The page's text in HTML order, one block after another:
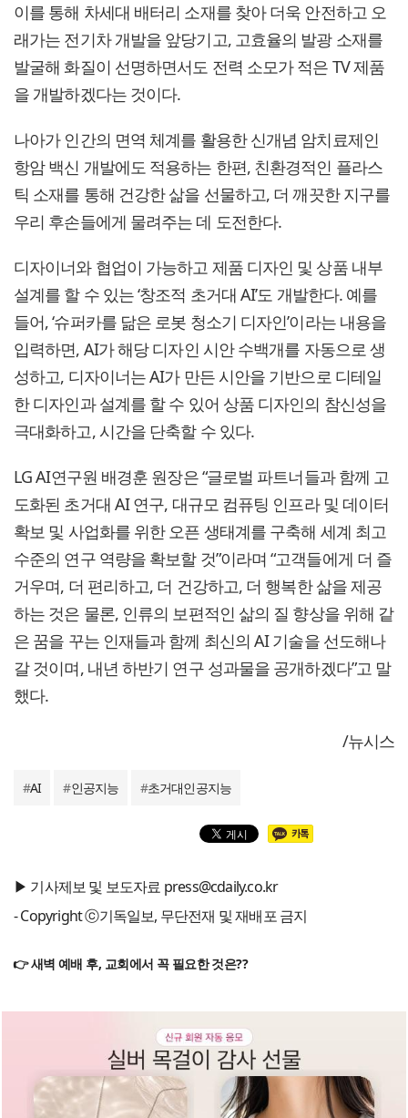
이를 통해 차세대 배터리 소재를 찾아 더욱 안전하고 오
래가는 전기차 개발을 앞당기고, 고효율의 발광 소재를
발굴해 화질이 선명하면서도 전력 소모가 적은 TV 제품
을 개발하겠다는 것이다.
나아가 인간의 면역 체계를 활용한 신개념 암치료제인
항암 백신 개발에도 적용하는 한편, 친환경적인 플라스
틱 소재를 통해 건강한 삶을 선물하고, 더 깨끗한 지구를
우리 후손들에게 물려주는 데 도전한다.
디자이너와 협업이 가능하고 제품 디자인 및 상품 내부
설계를 할 수 있는 ‘창조적 초거대 AI’도 개발한다. 예를
들어, ‘슈퍼카를 닮은 로봇 청소기 디자인’이라는 내용을
입력하면, AI가 해당 디자인 시안 수백개를 자동으로 생
성하고, 디자이너는 AI가 만든 시안을 기반으로 디테일
한 디자인과 설계를 할 수 있어 상품 디자인의 참신성을
극대화하고, 시간을 단축할 수 있다.
LG AI연구원 배경훈 원장은 “글로벌 파트너들과 함께 고
도화된 초거대 AI 연구, 대규모 컴퓨팅 인프라 및 데이터
확보 및 사업화를 위한 오픈 생태계를 구축해 세계 최고
수준의 연구 역량을 확보할 것”이라며 “고객들에게 더 즐
거우며, 더 편리하고, 더 건강하고, 더 행복한 삶을 제공
하는 것은 물론, 인류의 보편적인 삶의 질 향상을 위해 같
은 꿈을 꾸는 인재들과 함께 최신의 AI 기술을 선도해나
갈 것이며, 내년 하반기 연구 성과물을 공개하겠다”고 말
했다.
/뉴시스
#AI #인공지능 #초거대인공지능
▶ 기사제보 및 보도자료 press@cdaily.co.kr
- Copyright ⓒ기독일보, 무단전재 및 재배포 금지
👉 새벽 예배 후, 교회에서 꼭 필요한 것은??